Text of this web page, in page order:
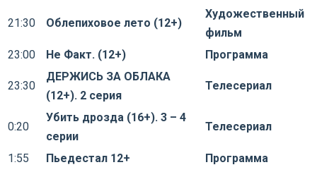
21:30 Облепиховое лето (12+)
Художественный
фильм
23:00
Не Факт. (12+) Программа
23:30
ДЕРЖИСЬ ЗА ОБЛАКА
(12+). 2 серия
Телесериал
0:20
Убить дрозда (16+). 3 – 4
серии
Телесериал
1:55 Пьедестал 12+
Программа